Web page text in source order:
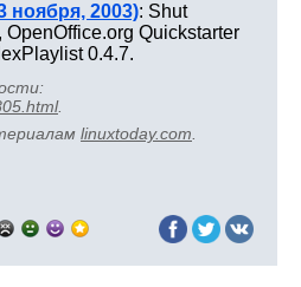
ноября, 2003): Shut
Quickstarter
0.4.7.
.
linuxtoday.com